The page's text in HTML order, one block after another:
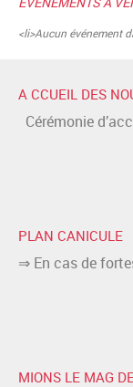
<li>Aucun événement
A CCUEIL DES
Cérémonie
PLAN CANICULE
⇒ En cas de
MIONS LE MAG